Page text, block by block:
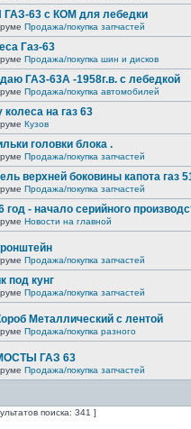
ГАЗ-63 с КОМ для лебедки
Продажа/покупка запчастей
Газ-63
Продажа/покупка шин и дисков
ГАЗ-63А -1958г.в. с лебедкой
Продажа/покупка автомобилей
колеса на газ 63
Кузов
головки блока .
Продажа/покупка запчастей
верхней боковины капота газ
Продажа/покупка запчастей
год - начало серийного
Новости на главной
Продажа/покупка запчастей
под кунг
Продажа/покупка запчастей
Металлический с лентой
Продажа/покупка разного
ГАЗ 63
Продажа/покупка запчастей
поиска: 341 ]